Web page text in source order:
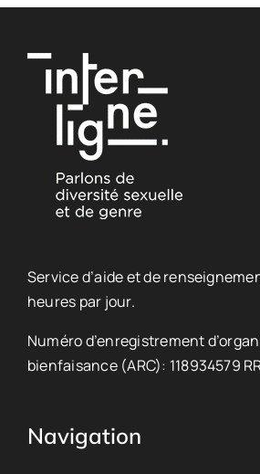
Service d’aide et de
heures par jour.
Numéro d’enregistrement
bienfaisance (ARC): 118934579
Navigation